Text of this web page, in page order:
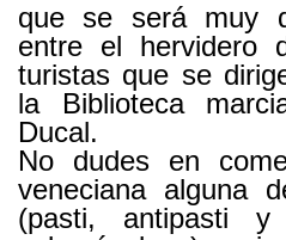
que se será muy
entre el hervidero
turistas que se
la Biblioteca
Ducal.
No dudes en
veneciana alguna
(pasti, antipasti